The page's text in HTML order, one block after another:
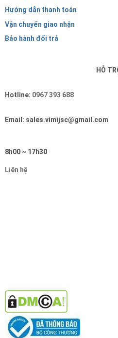
Hướng dẫn thanh toán
Vận chuyển giao nhận
Bảo hành đổi trả
HỖ
Hotline: 0967 393 688
Email: sales.vimijsc@gmail.com
8h00 ~ 17h30
Liên hệ